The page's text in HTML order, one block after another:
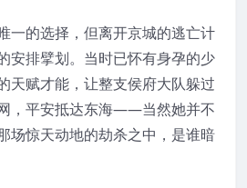
一的选择，但离开京城的逃亡计
安排擘划。当时已怀有身孕的少
天赋才能，让整支侯府大队躲过
，平安抵达东海——当然她并不
场惊天动地的劫杀之中，是谁暗